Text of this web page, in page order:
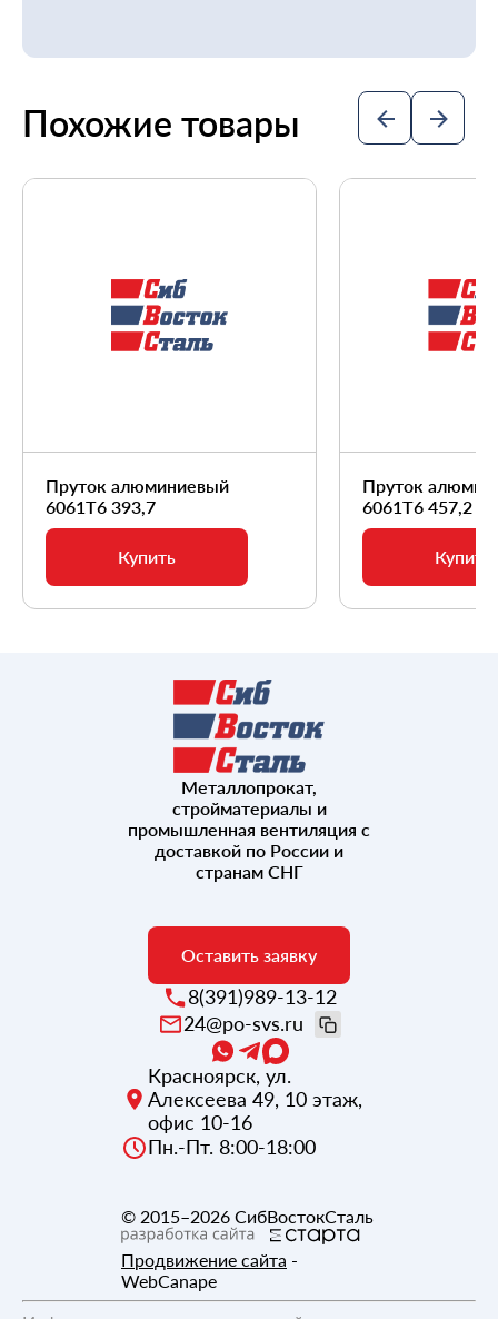
Похожие товары
Пруток алюминиевый
6061Т6 393,7
Купить
Пруток
6061Т6 457,2
Купить
Металлопрокат,
стройматериалы и
промышленная вентиляция с
доставкой по России и
странам СНГ
Оставить заявку
8(391)989-13-12
24@po-svs.ru
Красноярск, ул.
Алексеева 49, 10 этаж,
офис 10-16
Пн.-Пт. 8:00-18:00
© 2015–2026 СибВостокСталь
Продвижение сайта -
WebCanape